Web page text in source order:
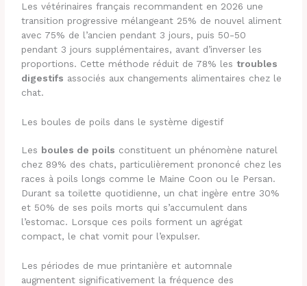
Les vétérinaires français recommandent en 2026 une
transition progressive mélangeant 25% de nouvel aliment
avec 75% de l’ancien pendant 3 jours, puis 50-50
pendant 3 jours supplémentaires, avant d’inverser les
proportions. Cette méthode réduit de 78% lestroubles
digestifs associés aux changements alimentaires chez le
chat.
Les boules de poils dans le système digestif
Les boules de poils constituent un phénomène naturel
chez 89% des chats, particulièrement prononcé chez les
races à poils longs comme le Maine Coon ou le Persan.
Durant sa toilette quotidienne, un chat ingère entre 30%
et 50% de ses poils morts qui s’accumulent dans
l’estomac. Lorsque ces poils forment un agrégat
compact, le chat vomit pour l’expulser.
Les périodes de mue printanière et automnale
augmentent significativement la fréquence des